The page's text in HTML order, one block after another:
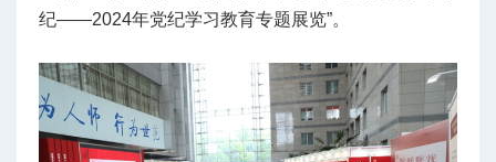
纪——2024年党纪学习教育专题展览”。